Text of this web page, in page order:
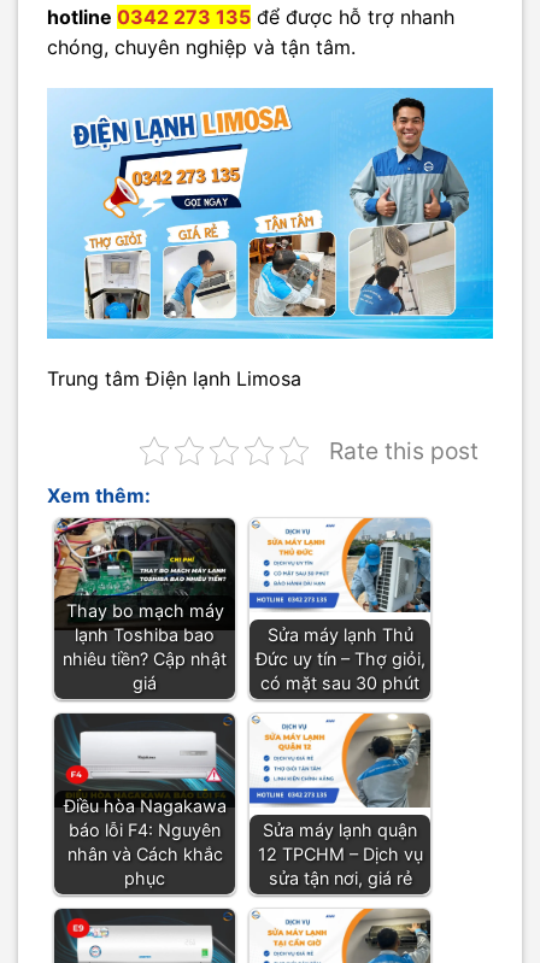
hotline 0342 273 135 để được hỗ trợ nhanh
chóng, chuyên nghiệp và tận tâm.
Trung tâm Điện lạnh Limosa
Rate this post
Xem thêm:
Thay bo mạch máy
lạnh Toshiba bao
nhiêu tiền? Cập nhật
giá
Sửa máy lạnh Thủ
Đức uy tín – Thợ giỏi,
có mặt sau 30 phút
Điều hòa Nagakawa
báo lỗi F4: Nguyên
nhân và Cách khắc
phục
Sửa máy lạnh quận
12 TPCHM – Dịch vụ
sửa tận nơi, giá rẻ